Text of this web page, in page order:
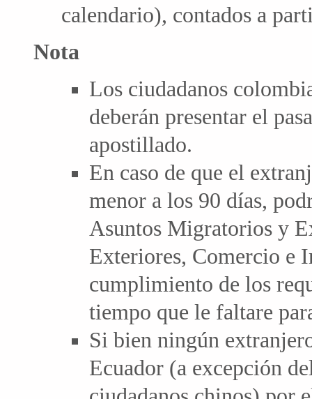
calendario), contados a
Nota
Los ciudadanos
deberán presentar el
apostillado.
En caso de que el
menor a los 90 días,
Asuntos Migratorios y
Exteriores, Comercio e
cumplimiento de los
tiempo que le faltare
Si bien ningún
Ecuador (a excepción